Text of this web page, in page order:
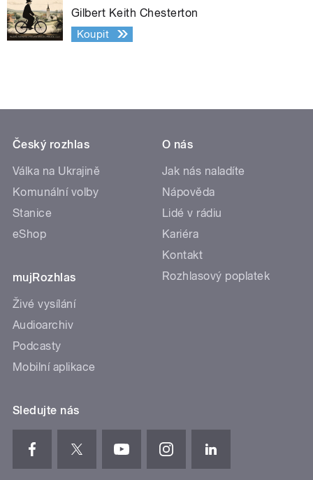
Gilbert Keith Chesterton
Koupit
Český rozhlas
Válka na Ukrajině
Komunální volby
Stanice
eShop
mujRozhlas
Živé vysílání
Audioarchiv
Podcasty
Mobilní aplikace
O nás
Jak nás naladíte
Nápověda
Lidé v rádiu
Kariéra
Kontakt
Rozhlasový poplatek
Sledujte nás